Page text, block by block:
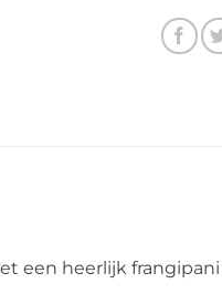
een heerlijk